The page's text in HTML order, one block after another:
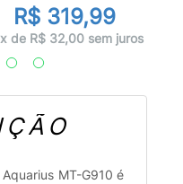
R$ 319,99
de R$ 32,00 sem juros
MT-G910 é